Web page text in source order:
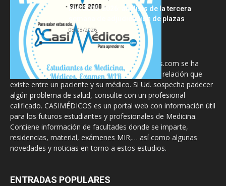
MIR 2025-2026: análisis de la tercera
semana de adjudicación de plazas
08/08/2026
La información proporcionada en CasiMedicos.com se ha
diseñado para complementar, no substituir, la relación que
existe entre un paciente y su médico. Si Ud. sospecha padecer
algún problema de salud, consulte con un profesional
calificado. CASIMÉDICOS es un portal web con información útil
para los futuros estudiantes y profesionales de Medicina.
Contiene información de facultades donde se imparte,
residencias, material, exámenes MIR,… así como algunas
novedades y noticias en torno a estos estudios.
ENTRADAS POPULARES